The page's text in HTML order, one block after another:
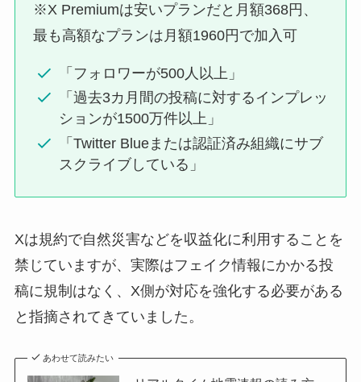
※X Premiumは安いプランだと月額368円、
最も高額なプランは月額1960円で加入可
「フォロワーが500人以上」
「過去3カ月間の投稿に対するインプレッ
ションが1500万件以上」
「Twitter Blueまたは認証済み組織にサブ
スクライブしている」
Xは規約で自然災害などを収益化に利用することを
禁じていますが、実際はフェイク情報にかかる投
稿に規制はなく、X側が対応を強化する必要がある
と指摘されてきていました。
あわせて読みたい